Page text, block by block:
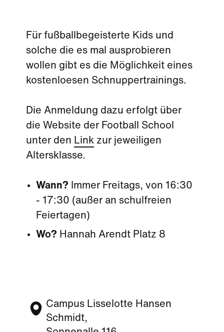
Campus Lisselotte Hansen
Schmidt,
Für fußballbegeisterte Kids und
solche die es mal ausprobieren
wollen gibt es die Möglichkeit eines
kostenloesen Schnuppertrainings.
Die Anmeldung dazu erfolgt über
die Website der Football School
unter den Link zur jeweiligen
Altersklasse.
Wann? Immer Freitags, von 16:30
- 17:30 (außer an schulfreien
Feiertagen)
Wo? Hannah Arendt Platz 8